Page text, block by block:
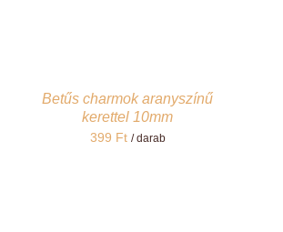
Betűs charmok aranyszínű
kerettel 10mm
399 Ft / darab